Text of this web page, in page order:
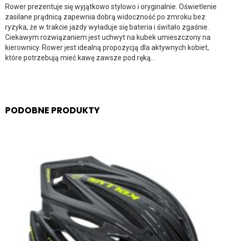
Rower prezentuje się wyjątkowo stylowo i oryginalnie. Oświetlenie
zasilane prądnicą zapewnia dobrą widoczność po zmroku bez
ryzyka, że w trakcie jazdy wyładuje się bateria i świtało zgaśnie.
Ciekawym rozwiązaniem jest uchwyt na kubek umieszczony na
kierownicy. Rower jest idealną propozycją dla aktywnych kobiet,
które potrzebują mieć kawę zawsze pod ręką…
PODOBNE PRODUKTY